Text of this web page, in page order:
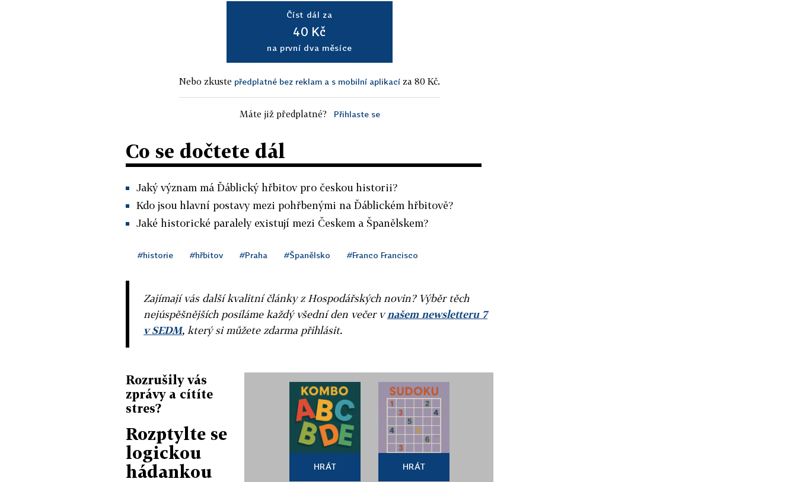
Číst dál za
40 Kč
na první dva měsíce
Nebo zkuste předplatné bez reklam a s mobilní aplikací za 80 Kč.
Máte již předplatné? Přihlaste se
Co se dočtete dál
Jaký význam má Ďáblický hřbitov pro českou historii?
Kdo jsou hlavní postavy mezi pohřbenými na Ďáblickém hřbitově?
Jaké historické paralely existují mezi Českem a Španělskem?
#historie #hřbitov #Praha #Španělsko #Franco Francisco
Zajímají vás další kvalitní články z Hospodářských novin? Výběr těch
nejúspěšnějších posíláme každý všední den večer vnašem newsletteru 7
v SEDM, který si můžete zdarma přihlásit.
Rozrušily vás
zprávy a cítíte
stres?
Rozptylte se
logickou
hádankou
HRÁT HRÁT